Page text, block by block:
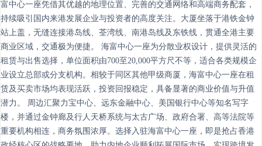
富中心一座凭借其优越的地理位置、完善的交通网络和高端商务配套，
持续吸引国内来港发展企业与投资者的高度关注。大厦坐落于港铁金钟
站上盖，无缝连接港岛线、荃湾线、南港岛线及东铁线，贯通全港主要
商业区域，交通极为便捷。 海富中心一座为分散业权设计，提供灵活的
租赁与出售选择，单位面积由700至20,000平方尺不等，适合各类规模企
业设立总部或分支机构。相较于同区其他甲级商厦，海富中心一座在租
赁及买卖市场均表现活跃，投资回报稳定，具备显著的商业价值与升值
潜力。 周边汇聚力宝中心、远东金融中心、美国银行中心等知名写字
楼，并通过金钟廊及行人天桥系统与太古广场、政府合署、高等法院等
重要机构相连，商务氛围浓厚。选择入驻海富中心一座，即是抢占香港